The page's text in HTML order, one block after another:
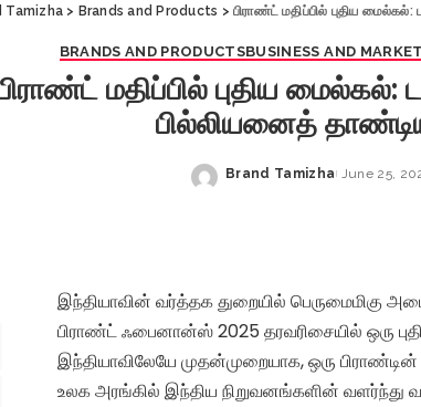
Tamizha > Brands and Products >பிராண்ட் மதிப்பில் புதிய
BRANDS AND PRODUCTSBUSINESS AND
மதிப்பில் புதிய மைல்கல்:
பில்லியனைத்
Posted
Brand Tamizha June 25,
இந்தியாவின் வர்த்தக துறையில் பெருமைமிகு
பிராண்ட் ஃபைனான்ஸ் 2025 தரவரிசையில் ஒரு
இந்தியாவிலேயே முதன்முறையாக, ஒரு
உலக அரங்கில் இந்திய நிறுவனங்களின் வளர்ந்து